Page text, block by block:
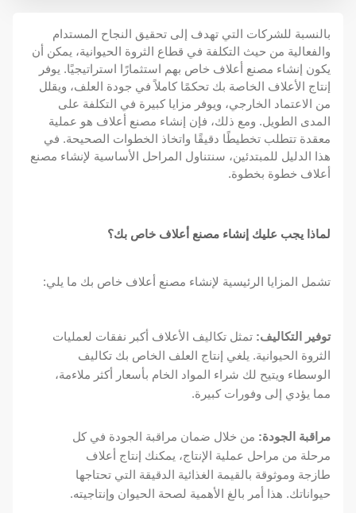
بالنسبة للشركات التي تهدف إلى تحقيق النجاح المستدام
والفعالية من حيث التكلفة في قطاع الثروة الحيوانية، يمكن أن
يكون إنشاء مصنع أعلاف خاص بهم استثمارًا استراتيجيًا. يوفر
إنتاج الأعلاف الخاصة بك تحكمًا كاملاً في جودة العلف، ويقلل
من الاعتماد الخارجي، ويوفر مزايا كبيرة في التكلفة على
المدى الطويل. ومع ذلك، فإن إنشاء مصنع أعلاف هو عملية
معقدة تتطلب تخطيطًا دقيقًا واتخاذ الخطوات الصحيحة. في
هذا الدليل للمبتدئين، سنتناول المراحل الأساسية لإنشاء مصنع
أعلاف خطوة بخطوة.
لماذا يجب عليك إنشاء مصنع أعلاف خاص بك؟
تشمل المزايا الرئيسية لإنشاء مصنع أعلاف خاص بك ما يلي:
توفير التكاليف: تمثل تكاليف الأعلاف أكبر نفقات لعمليات
الثروة الحيوانية. يلغي إنتاج العلف الخاص بك تكاليف
الوسطاء ويتيح لك شراء المواد الخام بأسعار أكثر ملاءمة،
مما يؤدي إلى وفورات كبيرة.
مراقبة الجودة: من خلال ضمان مراقبة الجودة في كل
مرحلة من مراحل عملية الإنتاج، يمكنك إنتاج أعلاف
طازجة وموثوقة بالقيمة الغذائية الدقيقة التي تحتاجها
حيواناتك. هذا أمر بالغ الأهمية لصحة الحيوان وإنتاجيته.